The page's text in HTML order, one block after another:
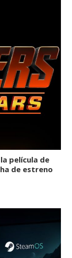
película de
de estreno